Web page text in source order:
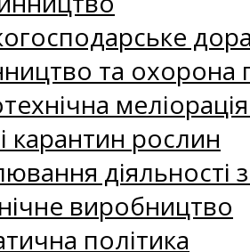
та
карантин рослин
виробництво
політика